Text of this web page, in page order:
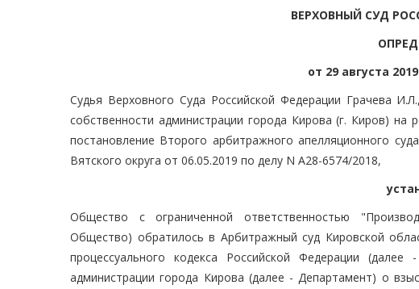
ВЕРХОВНЫЙ СУД
от 29 августа
Судья Верховного Суда Российской Федерации Грачева
собственности администрации города Кирова (г. Киров)
постановление Второго арбитражного апелляционного
Вятского округа от 06.05.2019 по делу N А28-6574/2018,
Общество с ограниченной ответственностью
Общество) обратилось в Арбитражный суд Кировской
процессуального кодекса Российской Федерации
администрации города Кирова (далее - Департамент) о